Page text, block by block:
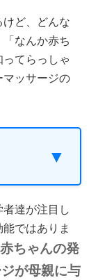
けど、どんな
なんか赤ち
てらっしゃ
マッサージの
達が注目し
ではありま
ちゃんの発
が母親に与